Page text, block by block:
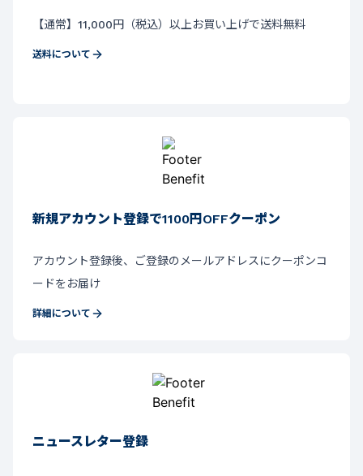
【通常】11,000円（税込）以上お買い上げで送料無料
送料について
新規アカウント登録で1100円OFFクーポン
アカウント登録後、ご登録のメールアドレスにクーポンコ
ードをお届け
詳細について
ニュースレター登録